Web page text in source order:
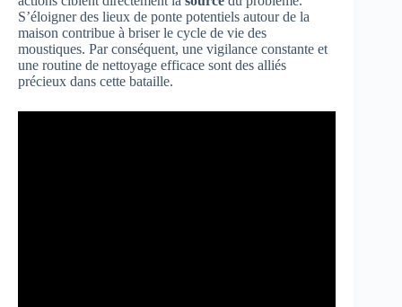
S’éloigner des lieux de ponte potentiels autour de la
maison contribue à briser le cycle de vie des
moustiques. Par conséquent, une vigilance constante et
une routine de nettoyage efficace sont des alliés
précieux dans cette bataille.